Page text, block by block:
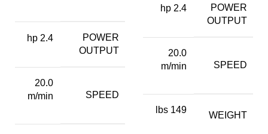
POWER
OUTPUT
2.4 hp
SPEED
20.0
m/min
WEIGHT
149 lbs
POWER
OUTPUT
2.4 hp
SPEED
20.0
m/min